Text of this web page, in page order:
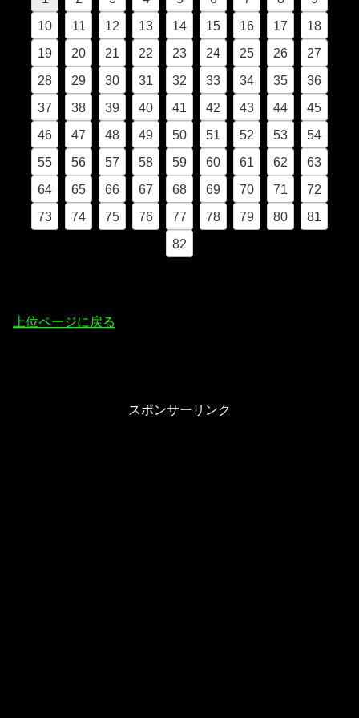
10
11 12 13 14 15 16 17
18
19
20 21 22 23 24 25 26
27
28
29 30 31 32 33 34 35
36
37
38 39 40 41 42 43 44
45
46
47 48 49 50 51 52 53
54
55
56 57 58 59 60 61 62
63
64
65 66 67 68 69 70 71
72
73
74 75 76 77 78 79 80
81
82
上位ページに戻る
スポンサーリンク